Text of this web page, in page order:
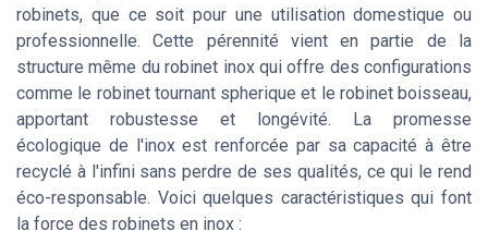
robinets, que ce soit pour une utilisation domestique ou
professionnelle. Cette pérennité vient en partie de la
structure même du robinet inox qui offre des configurations
comme le robinet tournant spherique et le robinet boisseau,
apportant robustesse et longévité. La promesse
écologique de l'inox est renforcée par sa capacité à être
recyclé à l'infini sans perdre de ses qualités, ce qui le rend
éco-responsable. Voici quelques caractéristiques qui font
la force des robinets en inox :